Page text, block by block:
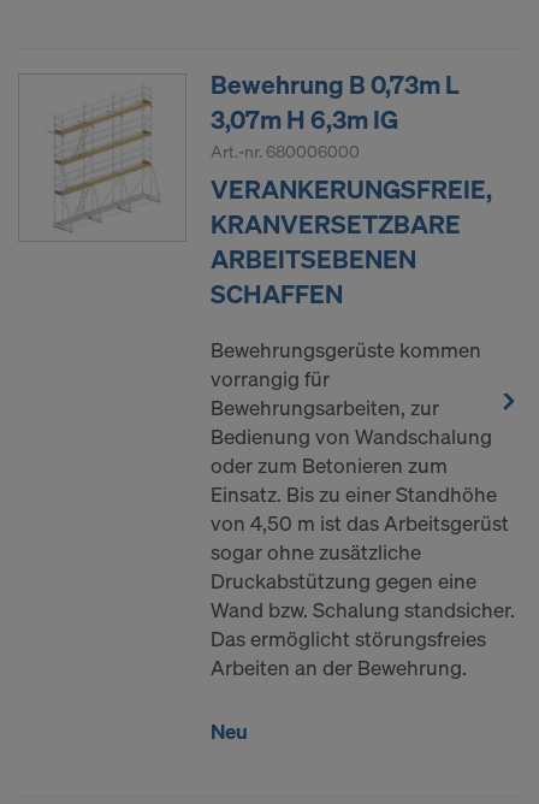
Bewehrung B 0,73m L
3,07m H 6,3m IG
Art.-nr. 680006000
VERANKERUNGSFREIE,
KRANVERSETZBARE
ARBEITSEBENEN
SCHAFFEN
Bewehrungsgerüste kommen
vorrangig für
Bewehrungsarbeiten, zur
Bedienung von Wandschalung
oder zum Betonieren zum
Einsatz. Bis zu einer Standhöhe
von 4,50 m ist das Arbeitsgerüst
sogar ohne zusätzliche
Druckabstützung gegen eine
Wand bzw. Schalung standsicher.
Das ermöglicht störungsfreies
Arbeiten an der Bewehrung.
Neu